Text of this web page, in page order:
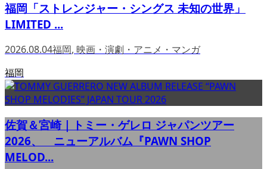
福岡「ストレンジャー・シングス 未知の世界」
LIMITED ...
2026.08.04福岡, 映画・演劇・アニメ・マンガ
福岡
佐賀＆宮崎｜トミー・ゲレロ ジャパンツアー
2026、 ニューアルバム『PAWN SHOP
MELOD...